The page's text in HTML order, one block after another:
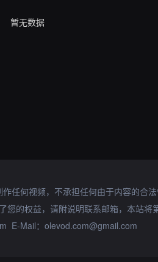
暂无数据
任何视频，不承担任何由于内容的合
您的权益，请附说明联系邮箱，本站将
E-Mail：olevod.com@gmail.com